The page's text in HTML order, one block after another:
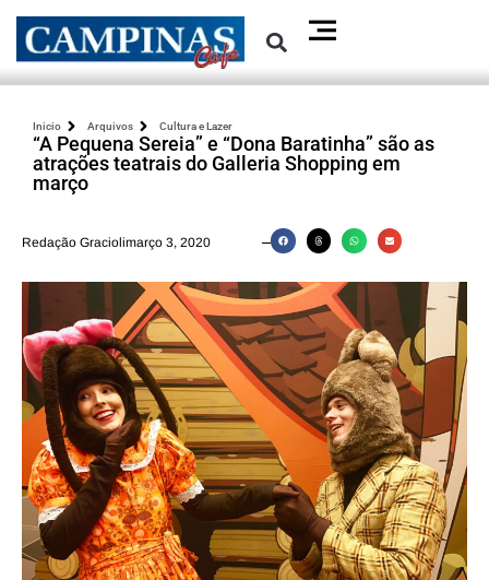
Inicio Arquivos Cultura e Lazer
“A Pequena Sereia” e “Dona Baratinha” são as
atrações teatrais do Galleria Shopping em
março
Redação Graciolimarço 3, 2020